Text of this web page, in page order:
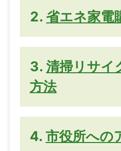
省エネ家電
清掃リサイ
方法
市役所への